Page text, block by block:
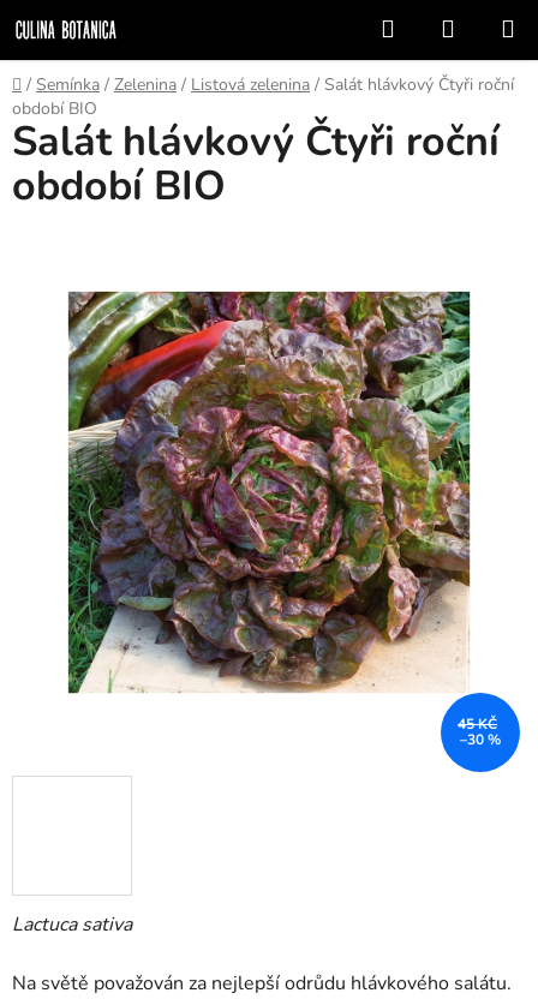
na
obsah
Hledat
KOŠÍK
Domů
/ Semínka / Zelenina / Listová zelenina / Salát hlávkový Čtyři roční
období BIO
Lactuca sativa
Na světě považován za nejlepší odrůdu hlávkového salátu.
Salát hlávkový Čtyři roční
období BIO
45 KČ
–30 %